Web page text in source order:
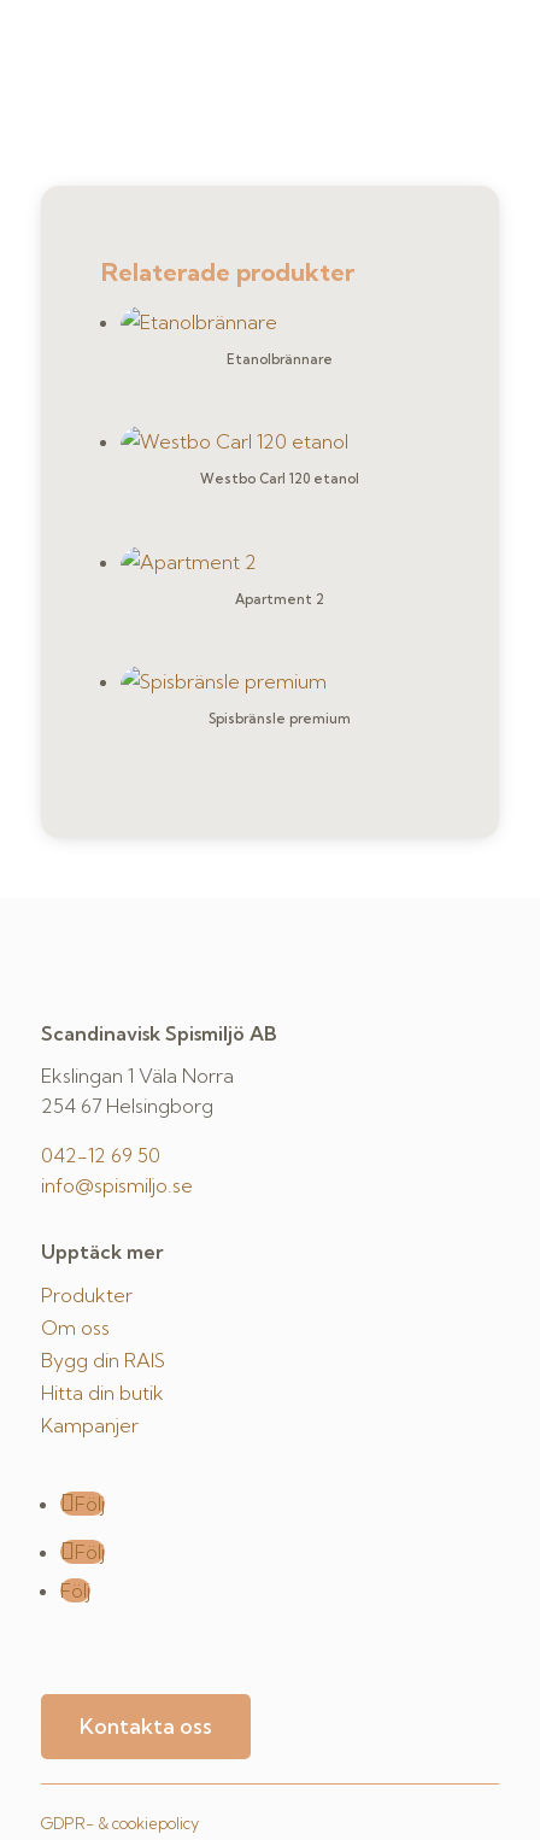
Relaterade produkter
Etanolbrännare
Westbo Carl 120 etanol
Apartment 2
Spisbränsle premium
Scandinavisk Spismiljö AB
Ekslingan 1 Väla Norra
254 67 Helsingborg
042-12 69 50
info@spismiljo.se
Upptäck mer
Produkter
Om oss
Bygg din RAIS
Hitta din butik
Kampanjer
Följ
Följ
Följ
Kontakta oss
GDPR- & cookiepolicy